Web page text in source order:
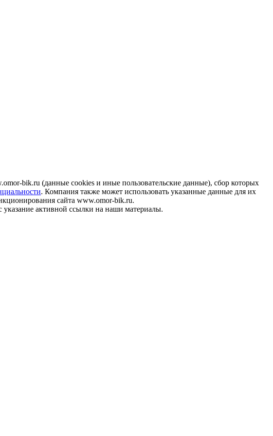
bik.ru (данные cookies и иные пользовательские данные), сбор которых
. Компания также может использовать указанные данные для их
сайта www.omor-bik.ru.
активной ссылки на наши материалы.